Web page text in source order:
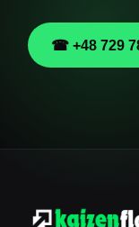
☎ +48 729